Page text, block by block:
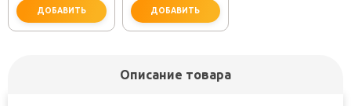
ДОБАВИТЬ ДОБАВИТЬ
Описание товара